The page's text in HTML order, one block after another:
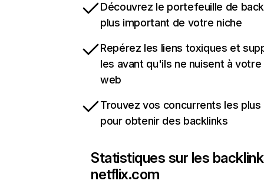
Découvrez le portefeuille de
plus important de votre niche
Repérez les liens toxiques et
les avant qu'ils ne nuisent à
web
Trouvez vos concurrents les
pour obtenir des backlinks
Statistiques sur les
netflix.com